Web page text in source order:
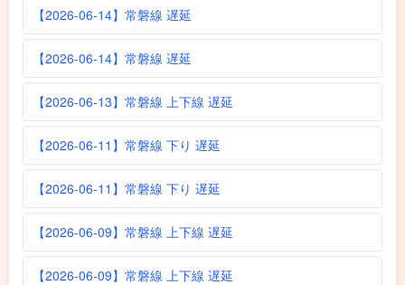
【2026-06-14】常磐線 遅延
【2026-06-14】常磐線 遅延
【2026-06-13】常磐線 上下線 遅延
【2026-06-11】常磐線 下り 遅延
【2026-06-11】常磐線 下り 遅延
【2026-06-09】常磐線 上下線 遅延
【2026-06-09】常磐線 上下線 遅延